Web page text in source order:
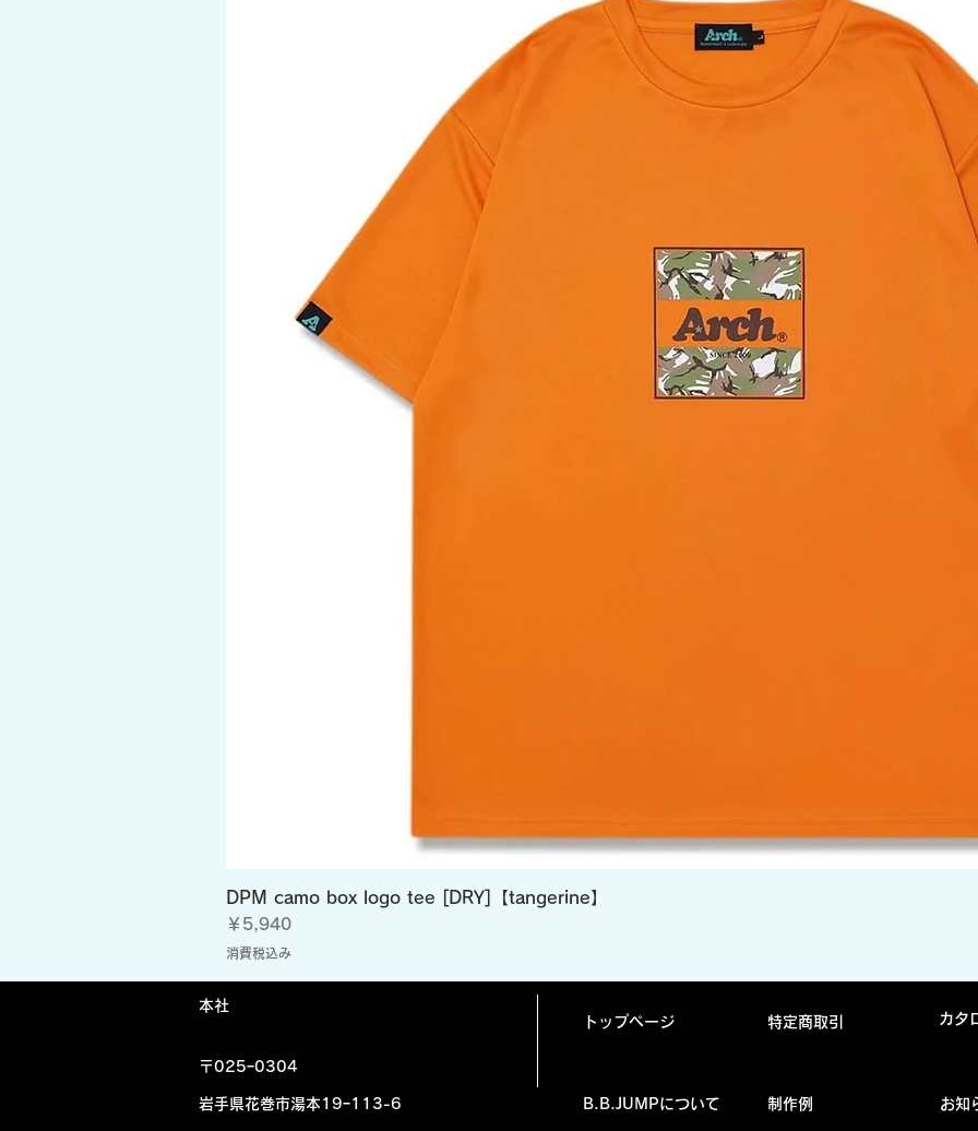
DPM camo box logo tee [DRY]【tangerine】
価格
￥5,940
消費税込み
​本社
〒025ｰ0304
岩手県花巻市湯本19ｰ113-6
トップページ 特定商取引 カタ
B.B.JUMPについて 制作例 お知